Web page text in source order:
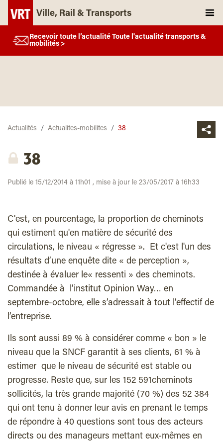
Ville, Rail & Transports
Recevoir toute l’actualité Toute l'actualité transports &
mobilités >
Actualités Actualites-mobilites 38
38
Publié le 15/12/2014 à 11h01 , mise à jour le 23/05/2017 à 16h33
C'est, en pourcentage, la proportion de cheminots
qui estiment qu'en matière de sécurité des
circulations, le niveau « régresse ». Et c'est l'un des
résultats d’une enquête dite « de perception »,
destinée à évaluer le« ressenti » des cheminots.
Commandée à l’institut Opinion Way… en
septembre-octobre, elle s’adressait à tout l’effectif de
l’entreprise.
Ils sont aussi 89 % à considérer comme « bon » le
niveau que la SNCF garantit à ses clients, 61 % à
estimer que le niveau de sécurité est stable ou
progresse. Reste que, sur les 152 591cheminots
sollicités, la très grande majorité (70 %) des 52 384
qui ont tenu à donner leur avis en prenant le temps
de répondre à 40 questions sont tous des acteurs
directs ou des manageurs mettant eux-mêmes en